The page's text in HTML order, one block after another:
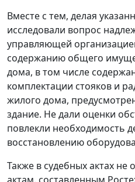
Вместе с тем, делая
исследовали вопрос
управляющей
содержанию общего
дома, в том числе
комплектации стояков и
жилого дома,
здание. Не дали оценки
повлекли необходимость
восстановлению
Также в судебных актах не